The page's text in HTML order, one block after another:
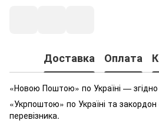
Доставка Оплата
«Новою Поштою» по Україні — згідно
«Укрпоштою» по Україні та
перевізника.